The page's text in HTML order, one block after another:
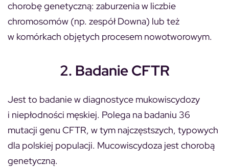
chorobę genetyczną: zaburzenia w liczbie
chromosomów (np. zespół Downa) lub też
w komórkach objętych procesem nowotworowym.
2. Badanie CFTR
Jest to badanie w diagnostyce mukowiscydozy
i niepłodności męskiej. Polega na badaniu 36
mutacji genu CFTR, w tym najczęstszych, typowych
dla polskiej populacji. Mucowiscydoza jest chorobą
genetyczną.